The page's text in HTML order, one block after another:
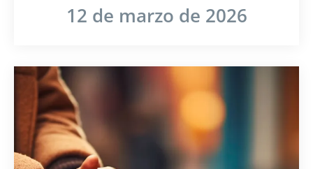
12 de marzo de 2026